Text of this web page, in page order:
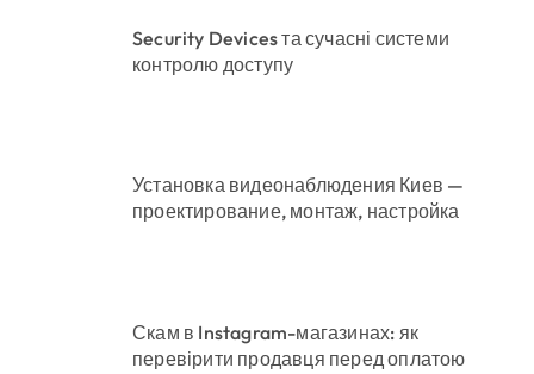
Security Devices та сучасні системи
контролю доступу
Установка видеонаблюдения Киев —
проектирование, монтаж, настройка
Скам в Instagram-магазинах: як
перевірити продавця перед оплатою